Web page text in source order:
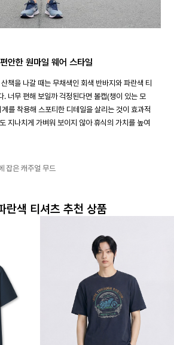
안한 원마일 웨어 스타일
책을 나갈 때는 무채색인 회색 반바지와 파란색 티
. 너무 편해 보일까 걱정된다면 볼캡(챙이 있는 모
를 착용해 스포티한 디테일을 살리는 것이 효과적
지나치게 가벼워 보이지 않아 휴식의 가치를 높여
잡은 캐주얼 무드
란색 티셔츠 추천 상품